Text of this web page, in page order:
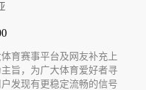
育赛事平台及网友补充上
旨，为广大体育爱好者寻
发现有更稳定流畅的信号